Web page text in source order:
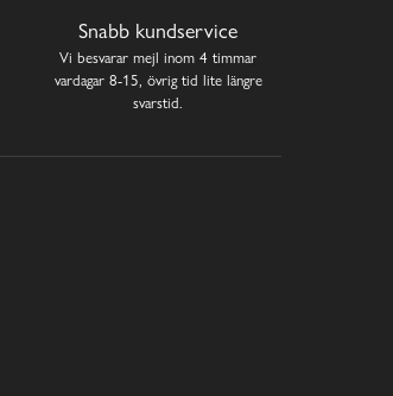
Snabb kundservice
Vi besvarar mejl inom 4 timmar
vardagar 8-15, övrig tid lite längre
svarstid.